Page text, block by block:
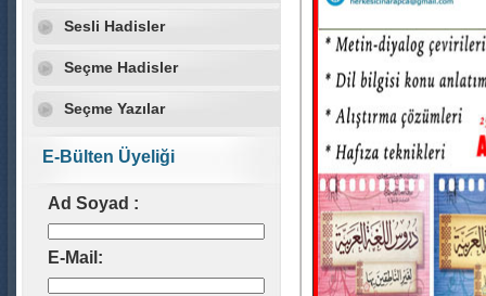
Sesli Hadisler
Seçme Hadisler
Seçme Yazılar
E-Bülten Üyeliği
Ad Soyad :
E-Mail: